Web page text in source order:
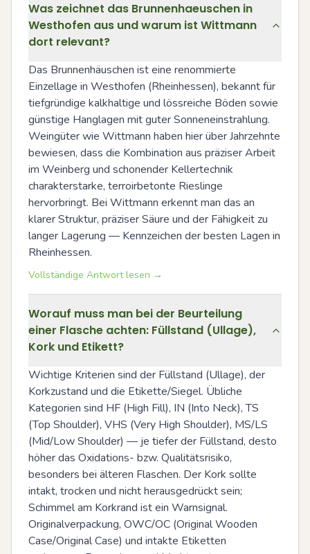
Was zeichnet das Brunnenhaeuschen in
Westhofen aus und warum ist Wittmann
dort relevant?
Das Brunnenhäuschen ist eine renommierte
Einzellage in Westhofen (Rheinhessen), bekannt für
tiefgründige kalkhaltige und lössreiche Böden sowie
günstige Hanglagen mit guter Sonneneinstrahlung.
Weingüter wie Wittmann haben hier über Jahrzehnte
bewiesen, dass die Kombination aus präziser Arbeit
im Weinberg und schonender Kellertechnik
charakterstarke, terroirbetonte Rieslinge
hervorbringt. Bei Wittmann erkennt man das an
klarer Struktur, präziser Säure und der Fähigkeit zu
langer Lagerung — Kennzeichen der besten Lagen in
Rheinhessen.
Vollständige Antwort lesen →
Worauf muss man bei der Beurteilung
einer Flasche achten: Füllstand (Ullage),
Kork und Etikett?
Wichtige Kriterien sind der Füllstand (Ullage), der
Korkzustand und die Etikette/Siegel. Übliche
Kategorien sind HF (High Fill), IN (Into Neck), TS
(Top Shoulder), VHS (Very High Shoulder), MS/LS
(Mid/Low Shoulder) — je tiefer der Füllstand, desto
höher das Oxidations- bzw. Qualitätsrisiko,
besonders bei älteren Flaschen. Der Kork sollte
intakt, trocken und nicht herausgedrückt sein;
Schimmel am Korkrand ist ein Warnsignal.
Originalverpackung, OWC/OC (Original Wooden
Case/Original Case) und intakte Etiketten